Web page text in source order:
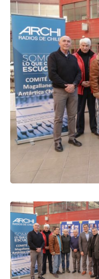
POLÍTICA
AUDIOS
VIDEOS
GALERIA DE FOTOS
APP MÓVIL
TRANSPARENCIA